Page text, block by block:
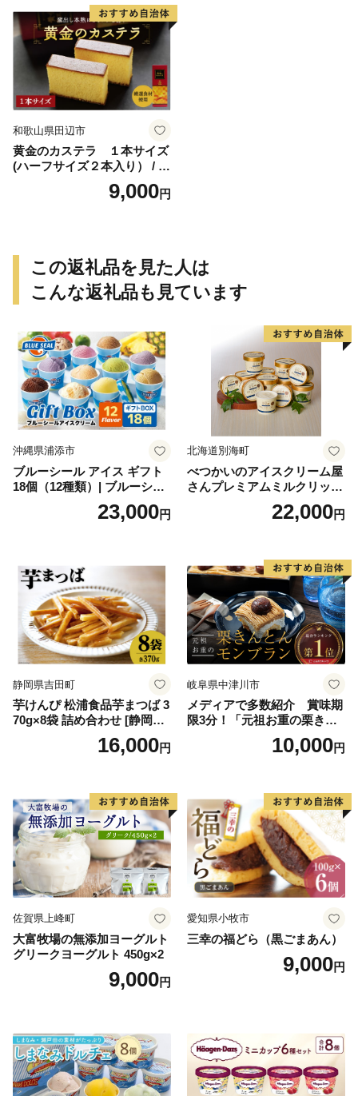
酒 ボイジャーブルーイング
セット 詰合せ 飲み比べ 父の
日 ギフト プレゼント 贈り物
【bbi012-1】
和歌山県田辺市
黄金のカステラ １本サイズ
(ハーフサイズ２本入り） / 田
子 黄金 おやつ １本 【ehs00
9,000円
この返礼品を見た人は
こんな返礼品も見ています
沖縄県浦添市
ブルーシール アイス ギフト
18個（12種類）| ブルーシー
ルアイス ブルーシールアイ
スクリーム 着日指定可能 送
誕生日 カップ 詰め合わせ バ
ラエティ | バニラ チョコレー
ト ストロベリー ピスタチオ
バニラ＆クッキー ウベ 沖縄
紅イモ 塩ちんすこう 沖縄シ
ークヮーサー 沖縄黒糖 琉球
ロイヤルミルクティ 沖縄パ
イン
23,000円
北海道別海町
べつかいのアイスクリーム屋
さんプレミアムミルクリッチ
12個（AP-01）（ 北海道アイ
ス 北海道産アイス アイス ア
道産アイス 道産アイスクリ
ーム ギフト 詰合せ 詰め合わ
せ ふるさと納税 ）
22,000円
静岡県吉田町
芋けんぴ 松浦食品芋まつば 3
70g×8袋 詰め合わせ [静岡伊
勢丹(松浦食品) 静岡県 吉田町
22424274] 芋ケンピ セット
16,000円
岐阜県中津川市
メディアで多数紹介 賞味期
限3分！「元祖お重の栗きん
とんモンブラン」 【未来の
ご褒美】スイーツ 栗 モンブ
子 菓子 F4N-2298
10,000円
佐賀県上峰町
大富牧場の無添加ヨーグルト
グリークヨーグルト 450g×2
9,000円
愛知県小牧市
三幸の福どら（黒ごまあん）
9,000円